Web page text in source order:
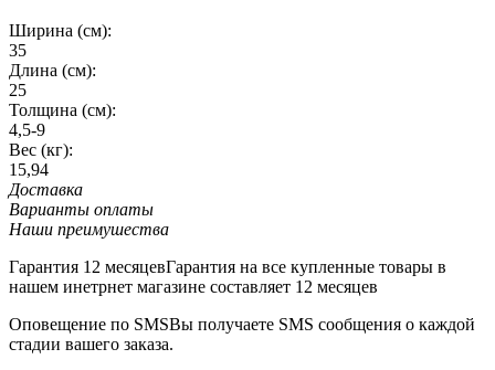
Ширина (см):
35
Длина (см):
25
Толщина (см):
4,5-9
Вес (кг):
15,94
Доставка
Варианты оплаты
Наши преимушества
Гарантия 12 месяцевГарантия на все купленные товары в
нашем инетрнет магазине составляет 12 месяцев
Оповещение по SMSВы получаете SMS сообщения о каждой
стадии вашего заказа.